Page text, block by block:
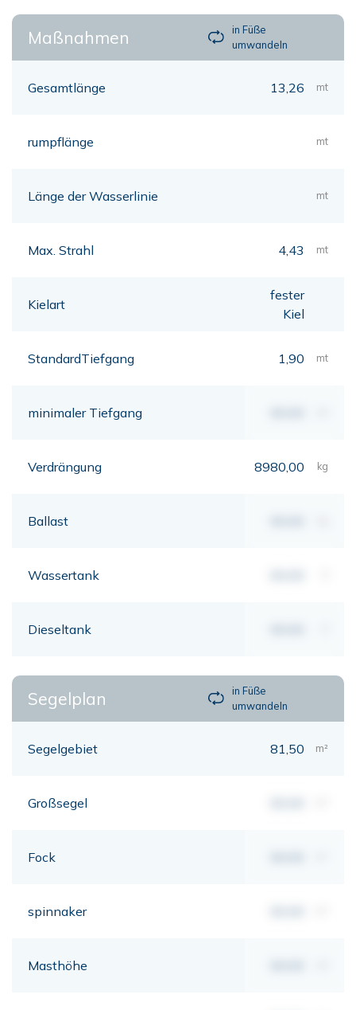
Maßnahmen
in Füße
umwandeln
Gesamtlänge 13,26 mt
rumpflänge mt
Länge der Wasserlinie mt
Max. Strahl 4,43 mt
Kielart
fester
Kiel
StandardTiefgang 1,90 mt
minimaler Tiefgang
Verdrängung 8980,00 kg
Ballast
Wassertank
Dieseltank
Segelplan
in Füße
umwandeln
Segelgebiet 81,50 m²
Großsegel
Fock
spinnaker
Masthöhe